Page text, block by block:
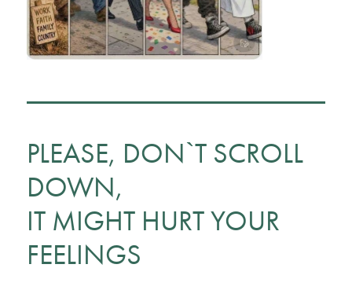
PLEASE, DON`T SCROLL
DOWN,
IT MIGHT HURT YOUR
FEELINGS